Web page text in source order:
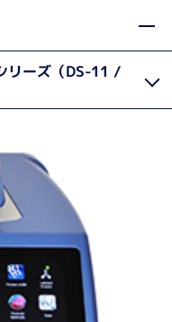
ゴリから探す 微量分光
リーズ（DS-11 /